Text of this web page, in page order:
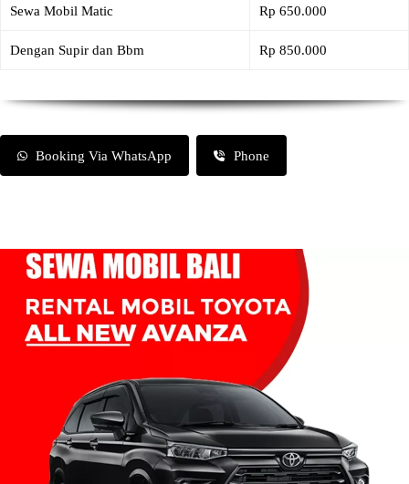
Sewa Mobil Matic Rp 650.000
Dengan Supir dan Bbm Rp 850.000
Booking Via WhatsApp Phone